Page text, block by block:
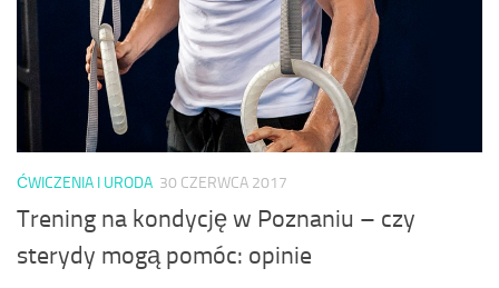
ĆWICZENIA I URODA 30 CZERWCA 2017
Trening na kondycję w Poznaniu – czy
sterydy mogą pomóc: opinie